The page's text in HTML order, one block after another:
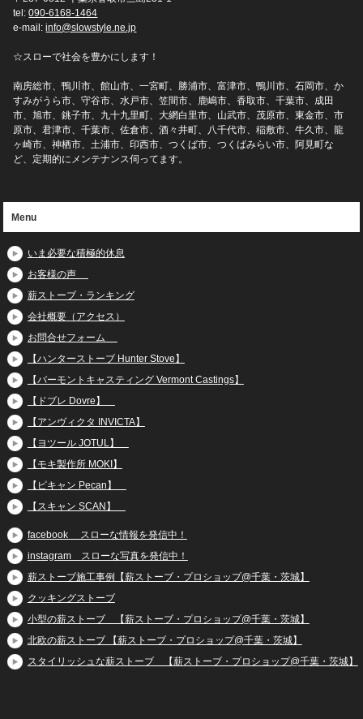
tel:090-6168-1464
e-mail:info@slowstyle.ne.jp
☆スローで社会を豊かにします！
南房総市、鴨川市、館山市、一宮町、勝浦市、富津市、鴨川市、石岡市、か
すみがうら市、守谷市、水戸市、笠間市、鹿嶋市、香取市、千葉市、成田
市、旭市、銚子市、九十九里町、大網白里市、山武市、茂原市、東金市、市
原市、君津市、千葉市、佐倉市、酒々井町、八千代市、稲敷市、牛久市、龍
ヶ崎市、神栖市、土浦市、印西市、つくば市、つくばみらい市、阿見町な
ど、定期的にメンテナンス伺ってます。
Menu
いま必要な積極的休息
お客様の声
薪ストーブ・ランキング
会社概要（アクセス）
お問合せフォーム
【ハンターストーブ Hunter Stove】
【バーモントキャスティング Vermont Castings】
【ドブレ Dovre】
【アンヴィクタ INVICTA】
【ヨツール JOTUL】
【モキ製作所 MOKI】
【ピキャン Pecan】
【スキャン SCAN】
facebook スローな情報を発信中！
instagram スローな写真を発信中！
薪ストーブ施工事例【薪ストーブ・プロショップ@千葉・茨城】
クッキングストーブ
小型の薪ストーブ 【薪ストーブ・プロショップ@千葉・茨城】
北欧の薪ストーブ 【薪ストーブ・プロショップ@千葉・茨城】
スタイリッシュな薪ストーブ 【薪ストーブ・プロショップ@千葉・茨城】